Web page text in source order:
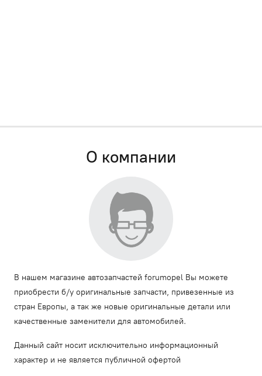
О компании
В нашем магазине автозапчастей forumopel Вы можете
приобрести б/у оригинальные запчасти, привезенные из
стран Европы, а так же новые оригинальные детали или
качественные заменители для автомобилей.
Данный сайт носит исключительно информационный
характер и не является публичной офертой